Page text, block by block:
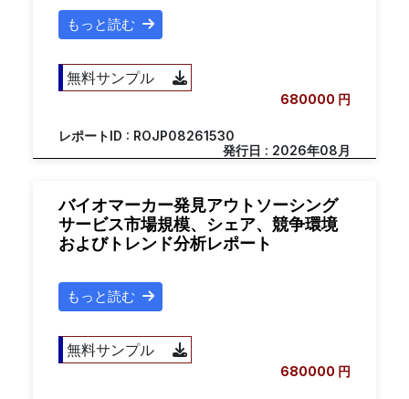
もっと読む
無料サンプル
680000 円
レポートID : ROJP08261530
発行日 : 2026年08月
バイオマーカー発見アウトソーシング
サービス市場規模、シェア、競争環境
およびトレンド分析レポート
もっと読む
無料サンプル
680000 円